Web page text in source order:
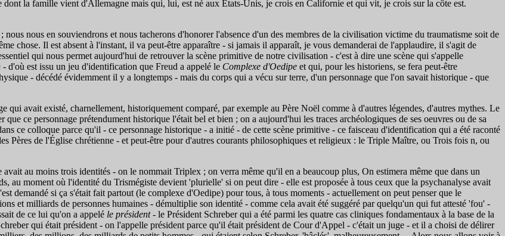
la famille vient d'Allemagne mais qui, lui, est né aux États-Unis, je crois en Californie et qui vit, je crois sur la côte est.
nous en souviendrons et nous tacherons d'honorer l'absence d'un des membres de la civilisation victime du traumatisme soit de
chose. Il est absent à l'instant, il va peut-être apparaître - si jamais il apparaît, je vous demanderai de l'applaudire, il s'agit de
qui nous permet aujourd'hui de retrouver la scène primitive de notre civilisation - c'est à dire une scène qui s'appelle
- d'où est issu un jeu d'identification que Freud a appelé le Complexe d'Oedipe et qui, pour les historiens, se fera peut-être
- décédé évidemment il y a longtemps - mais du corps qui a vécu sur terre, d'un personnage que l'on savait historique - que
avait existé, charnellement, historiquement comparé, par exemple au Père Noël comme à d'autres légendes, d'autres mythes. Le
ce personnage prétendument historique l'était bel et bien ; on a aujourd'hui les traces archéologiques de ses oeuvres ou de sa
ce colloque parce qu'il - ce personnage historique - a initié - de cette scène primitive - ce faisceau d'identification qui a été raconté
Pères de l'Église chrétienne - et peut-être pour d'autres courants philosophiques et religieux : le Triple Maître, ou Trois fois n, ou
au moins trois identités - on le nommait Triplex ; on verra même qu'il en a beaucoup plus, On estimera même que dans un
au moment où l'identité du Trismégiste devient 'plurielle' si on peut dire - elle est proposée à tous ceux que la psychanalyse avait
demandé si ça s'était fait partout (le complexe d'Oedipe) pour tous, à tous moments - actuellement on peut penser que le
et milliards de personnes humaines - démultiplie son identité - comme cela avait été suggéré par quelqu'un qui fut attesté 'fou' -
de ce lui qu'on a appelé le président- le Président Schreber qui a été parmi les quatre cas cliniques fondamentaux à la base de la
qui était président - on l'appelle président parce qu'il était président de Cour d'Appel - c'était un juge - et il a choisi de délirer